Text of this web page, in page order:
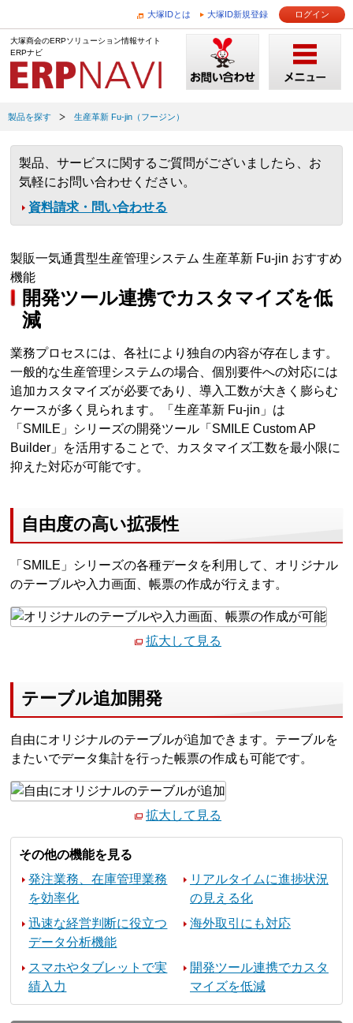
大塚IDとは 大塚ID新規登録 ログイン
大塚商会のERPソリューション情報サイト
ERPナビ
製品を探す 生産革新 Fu-jin（フージン）
製品、サービスに関するご質問がございましたら、お
気軽にお問い合わせください。
資料請求・問い合わせる
製販一気通貫型生産管理システム 生産革新 Fu-jin おすすめ
機能
開発ツール連携でカスタマイズを低
減
業務プロセスには、各社により独自の内容が存在します。
一般的な生産管理システムの場合、個別要件への対応には
追加カスタマイズが必要であり、導入工数が大きく膨らむ
ケースが多く見られます。「生産革新 Fu-jin」は
「SMILE」シリーズの開発ツール「SMILE Custom AP
Builder」を活用することで、カスタマイズ工数を最小限に
抑えた対応が可能です。
自由度の高い拡張性
「SMILE」シリーズの各種データを利用して、オリジナル
のテーブルや入力画面、帳票の作成が行えます。
拡大して見る
テーブル追加開発
自由にオリジナルのテーブルが追加できます。テーブルを
またいでデータ集計を行った帳票の作成も可能です。
拡大して見る
その他の機能を見る
発注業務、在庫管理業務
を効率化
リアルタイムに進捗状況
の見える化
迅速な経営判断に役立つ
データ分析機能
海外取引にも対応
スマホやタブレットで実
績入力
開発ツール連携でカスタ
マイズを低減